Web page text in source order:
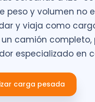
peso y volumen no
y viaja como
camión completo,
especializado en
carga pesada